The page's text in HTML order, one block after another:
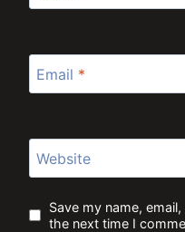
Email *
Website
Save my name,
the next time I